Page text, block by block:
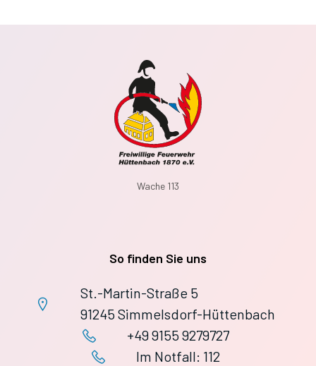
Wache 113
So finden Sie uns
St.-Martin-Straße 5
91245 Simmelsdorf-Hüttenbach
+49 9155 9279727
Im Notfall: 112